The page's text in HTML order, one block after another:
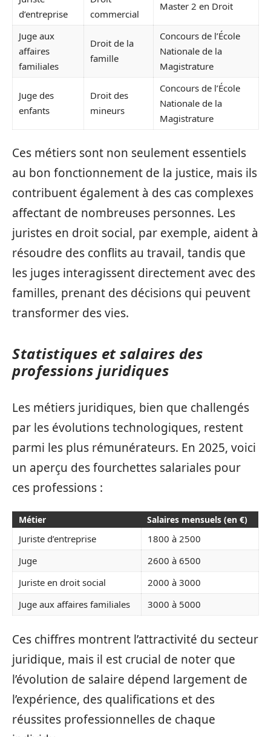
d’entreprise
commercial
Master 2 en Droit
Juge aux
affaires
familiales
Droit de la
famille
Concours de l’École
Nationale de la
Magistrature
Juge des
enfants
Droit des
mineurs
Concours de l’École
Nationale de la
Magistrature
Ces métiers sont non seulement essentiels
au bon fonctionnement de la justice, mais ils
contribuent également à des cas complexes
affectant de nombreuses personnes. Les
juristes en droit social, par exemple, aident à
résoudre des conflits au travail, tandis que
les juges interagissent directement avec des
familles, prenant des décisions qui peuvent
transformer des vies.
Statistiques et salaires des
professions juridiques
Les métiers juridiques, bien que challengés
par les évolutions technologiques, restent
parmi les plus rémunérateurs. En 2025, voici
un aperçu des fourchettes salariales pour
ces professions :
Métier Salaires mensuels (en €)
Juriste d’entreprise
1800 à 2500
Juge
2600 à 6500
Juriste en droit social
2000 à 3000
Juge aux affaires familiales
3000 à 5000
Ces chiffres montrent l’attractivité du secteur
juridique, mais il est crucial de noter que
l’évolution de salaire dépend largement de
l’expérience, des qualifications et des
réussites professionnelles de chaque